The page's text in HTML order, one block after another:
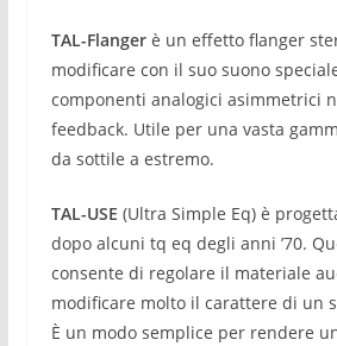
TAL-Flangerè un effetto flanger
modificare con il suo suono
componenti analogici asimmetrici
feedback. Utile per una vasta
da sottile a estremo.
TAL-USE (Ultra Simple Eq) è
dopo alcuni tq eq degli anni ’70.
consente di regolare il materiale
modificare molto il carattere di un
È un modo semplice per rendere